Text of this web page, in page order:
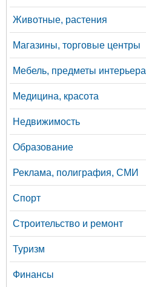
Животные, растения
Магазины, торговые центры
Мебель, предметы интерьера
Медицина, красота
Недвижимость
Образование
Реклама, полиграфия, СМИ
Спорт
Строительство и ремонт
Туризм
Финансы